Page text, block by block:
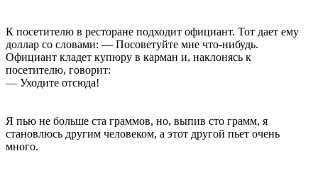
К посетителю в ресторане подходит официант. Тот дает ему
доллар со словами: — Посоветуйте мне что-нибудь.
Официант кладет купюру в карман и, наклонясь к
посетителю, говорит:
— Уходите отсюда!
Я пью не больше ста граммов, но, выпив сто грамм, я
становлюсь другим человеком, а этот другой пьет очень
много.